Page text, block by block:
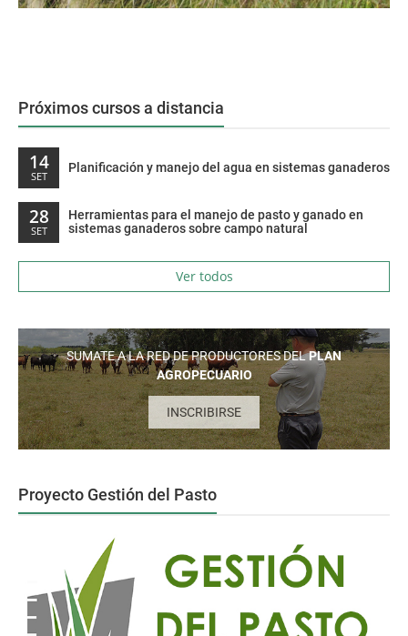
Próximos cursos a distancia
14
SET
Planificación y manejo del agua en sistemas ganaderos
28
SET
Herramientas para el manejo de pasto y ganado en
sistemas ganaderos sobre campo natural
Ver todos
SUMATE A LA RED DE PRODUCTORES DELPLAN
AGROPECUARIO
INSCRIBIRSE
Proyecto Gestión del Pasto